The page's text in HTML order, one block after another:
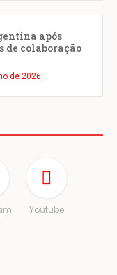
após
de colaboração
de 2026
Youtube